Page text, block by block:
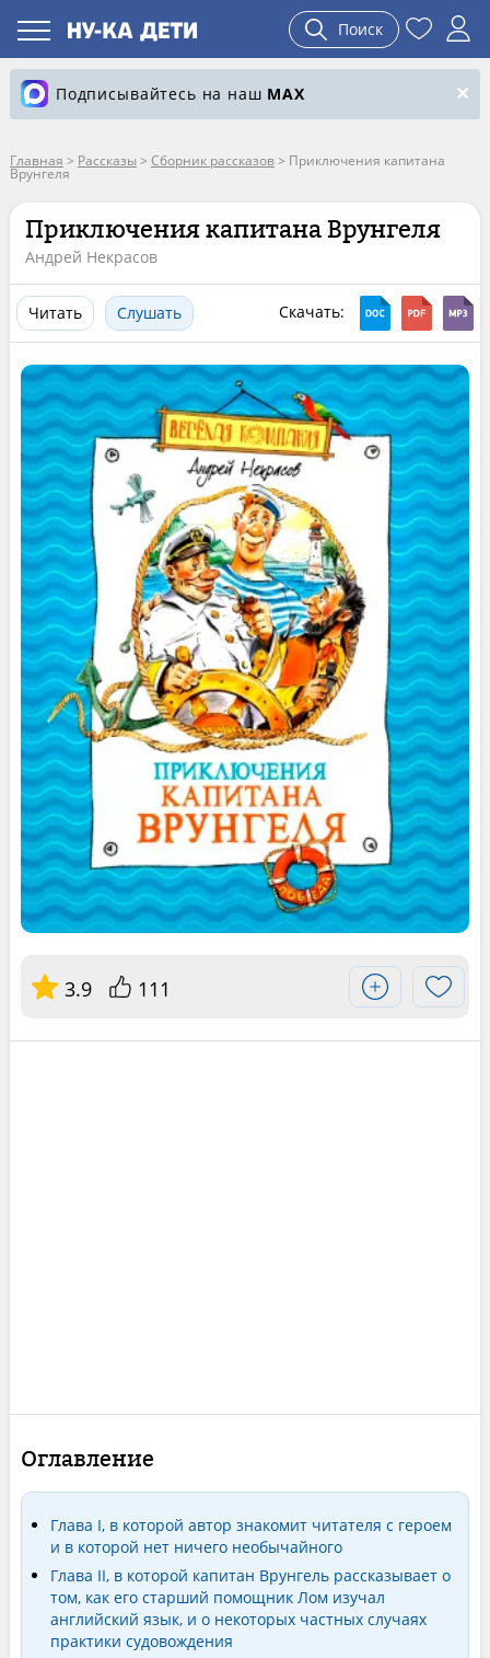
Поиск
Подписывайтесь на наш MAX
Главная > Рассказы > Сборник рассказов> Приключения капитана
Врунгеля
Приключения капитана Врунгеля
Андрей Некрасов
Читать Слушать Скачать:
3.9 111
Оглавление
Глава I, в которой автор знакомит читателя с героем
и в которой нет ничего необычайного
Глава II, в которой капитан Врунгель рассказывает о
том, как его старший помощник Лом изучал
английский язык, и о некоторых частных случаях
практики судовождения